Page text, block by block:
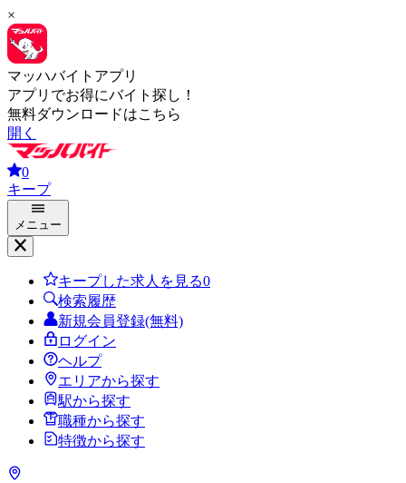
×
マッハバイトアプリ
アプリでお得にバイト探し！
無料ダウンロードはこちら
開く
0
キープ
メニュー
キープした求人を見る0
検索履歴
新規会員登録(無料)
ログイン
ヘルプ
エリアから探す
駅から探す
職種から探す
特徴から探す